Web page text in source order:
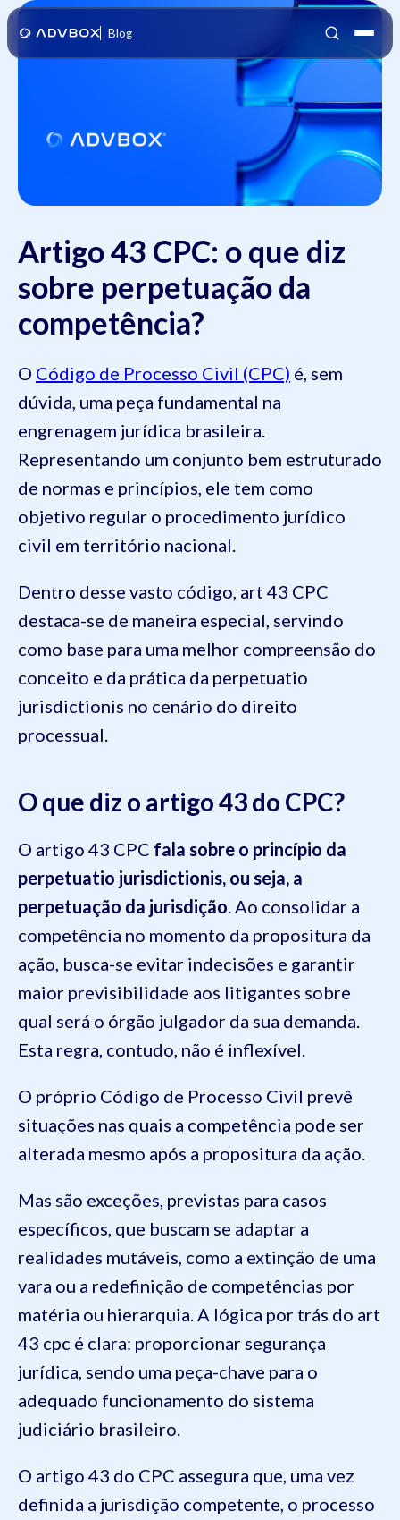
Blog
Artigo 43 CPC: o que diz
sobre perpetuação da
competência?
O Código de Processo Civil (CPC) é, sem
dúvida, uma peça fundamental na
engrenagem jurídica brasileira.
Representando um conjunto bem estruturado
de normas e princípios, ele tem como
objetivo regular o procedimento jurídico
civil em território nacional.
Dentro desse vasto código, art 43 CPC
destaca-se de maneira especial, servindo
como base para uma melhor compreensão do
conceito e da prática da perpetuatio
jurisdictionis no cenário do direito
processual.
O que diz o artigo 43 do CPC?
O artigo 43 CPC fala sobre o princípio da
perpetuatio jurisdictionis, ou seja, a
perpetuação da jurisdição . Ao consolidar a
competência no momento da propositura da
ação, busca-se evitar indecisões e garantir
maior previsibilidade aos litigantes sobre
qual será o órgão julgador da sua demanda.
Esta regra, contudo, não é inflexível.
O próprio Código de Processo Civil prevê
situações nas quais a competência pode ser
alterada mesmo após a propositura da ação.
Mas são exceções, previstas para casos
específicos, que buscam se adaptar a
realidades mutáveis, como a extinção de uma
vara ou a redefinição de competências por
matéria ou hierarquia. A lógica por trás do art
43 cpc é clara: proporcionar segurança
jurídica, sendo uma peça-chave para o
adequado funcionamento do sistema
judiciário brasileiro.
O artigo 43 do CPC assegura que, uma vez
definida a jurisdição competente, o processo